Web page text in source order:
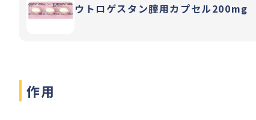
ウトロゲスタン腟用カプセル200mg
作用